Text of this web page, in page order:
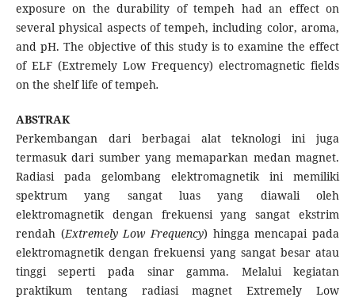
exposure on the durability of tempeh had an effect on
several physical aspects of tempeh, including color, aroma,
and pH. The objective of this study is to examine the effect
of ELF (Extremely Low Frequency) electromagnetic fields
on the shelf life of tempeh.
ABSTRAK
Perkembangan dari berbagai alat teknologi ini juga
termasuk dari sumber yang memaparkan medan magnet.
Radiasi pada gelombang elektromagnetik ini memiliki
spektrum yang sangat luas yang diawali oleh
elektromagnetik dengan frekuensi yang sangat ekstrim
rendah (Extremely Low Frequency) hingga mencapai pada
elektromagnetik dengan frekuensi yang sangat besar atau
tinggi seperti pada sinar gamma. Melalui kegiatan
praktikum tentang radiasi magnet Extremely Low